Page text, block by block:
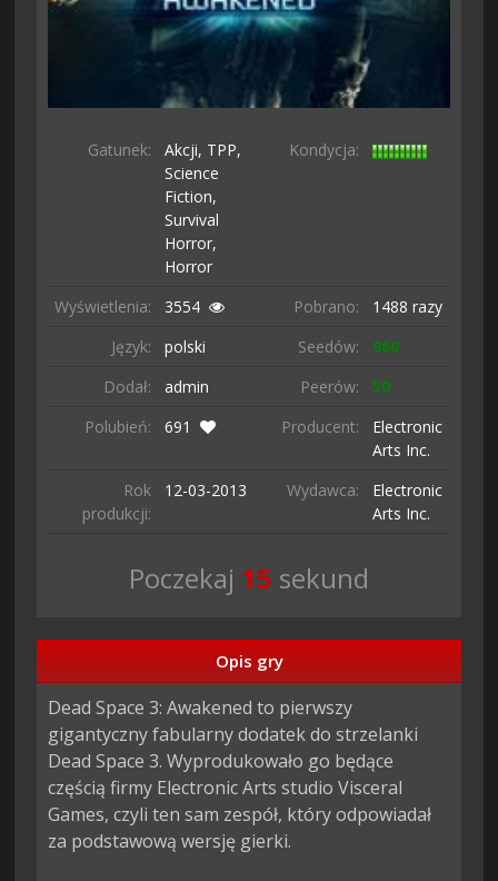
Gatunek: Akcji, TPP,
Science
Fiction,
Survival
Horror,
Horror
Kondycja:
Wyświetlenia: 3554 Pobrano:
1488 razy
Język:
polski Seedów:
960
Dodał:
admin Peerów:
50
Polubień:
691 Producent:
Electronic
Arts Inc.
Rok
produkcji:
12-03-2013 Wydawca:
Electronic
Arts Inc.
Poczekaj 14 sekund
Opis gry
Dead Space 3: Awakened to pierwszy
gigantyczny fabularny dodatek do strzelanki
Dead Space 3. Wyprodukowało go będące
częścią firmy Electronic Arts studio Visceral
Games, czyli ten sam zespół, który odpowiadał
za podstawową wersję gierki.